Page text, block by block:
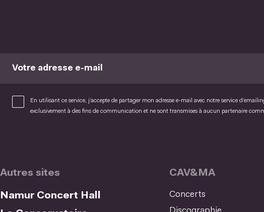
Votre adresse e-mail
En utilisant ce service, j’accepte de partager mon adresse e-mail avec notre service
exclusivement à des fins de communication et ne sont transmises à aucun partenaire
Autres sites
Namur Concert Hall
CAV&MA
Concerts